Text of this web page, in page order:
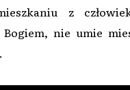
z
Bogiem, nie umie